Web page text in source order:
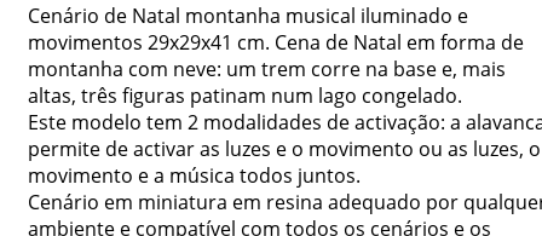
Cenário de Natal montanha musical iluminado e
movimentos 29x29x41 cm. Cena de Natal em forma de
montanha com neve: um trem corre na base e, mais
altas, três figuras patinam num lago congelado.
Este modelo tem 2 modalidades de activação: a
permite de activar as luzes e o movimento ou as luzes, o
movimento e a música todos juntos.
Cenário em miniatura em resina adequado por
ambiente e compatível com todos os cenários e os